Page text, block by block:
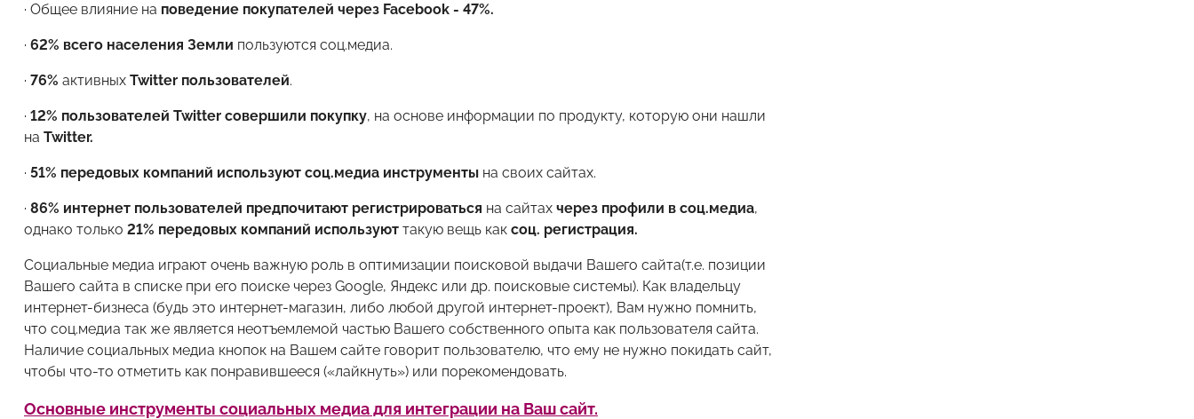
· Общее влияние на поведение покупателей через Facebook - 47%.
· 62% всего населения Земли пользуются соц.медиа.
· 76% активных Twitter пользователей.
· 12% пользователей Twitter совершили покупку, на основе информации по продукту, которую они нашли
на Twitter.
· 51% передовых компаний используют соц.медиа инструменты на своих сайтах.
· 86% интернет пользователей предпочитают регистрироваться на сайтах через профили в соц.медиа,
однако только 21% передовых компаний используют такую вещь как соц. регистрация.
Социальные медиа играют очень важную роль в оптимизации поисковой выдачи Вашего сайта(т.е. позиции
Вашего сайта в списке при его поиске через Google, Яндекс или др. поисковые системы). Как владельцу
интернет-бизнеса (будь это интернет-магазин, либо любой другой интернет-проект), Вам нужно помнить,
что соц.медиа так же является неотъемлемой частью Вашего собственного опыта как пользователя сайта.
Наличие социальных медиа кнопок на Вашем сайте говорит пользователю, что ему не нужно покидать сайт,
чтобы что-то отметить как понравившееся («лайкнуть») или порекомендовать.
Основные инструменты социальных медиа для интеграции на Ваш сайт.